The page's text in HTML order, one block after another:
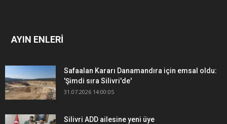
AYIN ENLERİ
Safaalan Kararı Danamandıra için emsal oldu:
'Şimdi sıra Silivri'de'
31.07.2026 14:00:05
Silivri ADD ailesine yeni üye